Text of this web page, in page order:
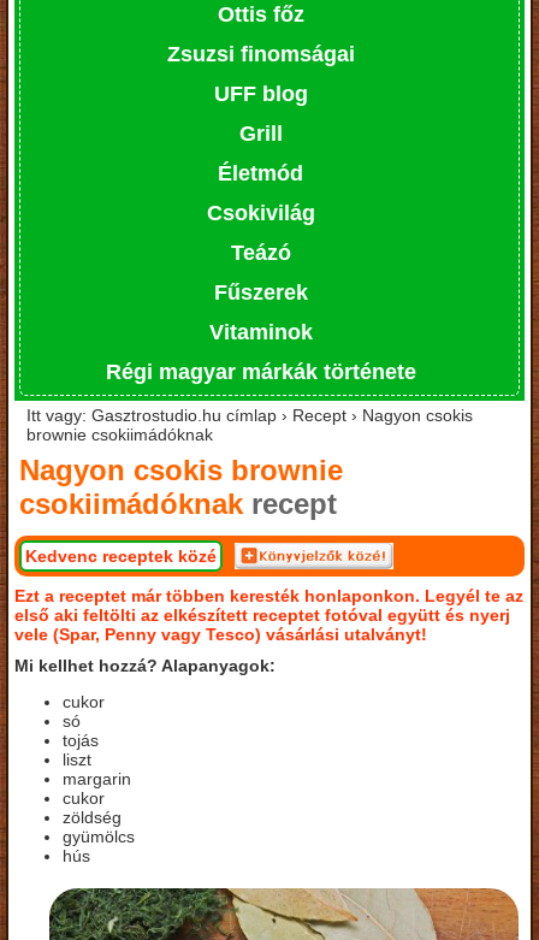
Ottis főz
Zsuzsi finomságai
UFF blog
Grill
Életmód
Csokivilág
Teázó
Fűszerek
Vitaminok
Régi magyar márkák története
Itt vagy: Gasztrostudio.hu címlap › Recept › Nagyon csokis
brownie csokiimádóknak
Nagyon csokis brownie
csokiimádóknak recept
Kedvenc receptek közé
Ezt a receptet már többen keresték honlaponkon. Legyél te az
első aki feltölti az elkészített receptet fotóval együtt és nyerj
vele (Spar, Penny vagy Tesco) vásárlási utalványt!
Mi kellhet hozzá? Alapanyagok:
cukor
só
tojás
liszt
margarin
cukor
zöldség
gyümölcs
hús